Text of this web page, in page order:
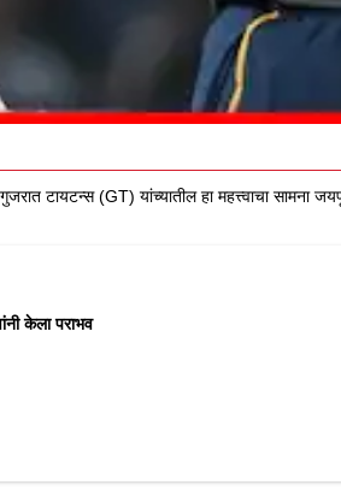
(GT) यांच्यातील हा महत्त्वाचा सामना
केला पराभव